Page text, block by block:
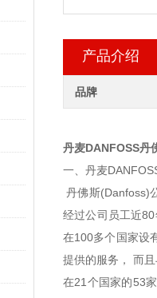
产品介绍
品牌
丹麦DANFOSS丹
一、丹麦
丹佛斯(Danfoss)
经过公司员工近
在100多个国家设
提供的服务， 而
在21个国家的53